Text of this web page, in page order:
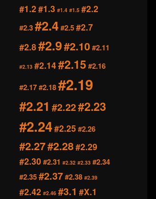
#1.2 #1.3 #1.4 #1.5 #2.2
#2.3#2.4#2.5#2.7
#2.8#2.9#2.10#2.11
#2.13 #2.14#2.15 #2.16
#2.17#2.18#2.19
#2.21 #2.22#2.23
#2.24#2.25 #2.26
#2.27#2.28#2.29
#2.30 #2.31 #2.32 #2.33 #2.34
#2.35#2.37#2.38 #2.39
#2.42 #2.46 #3.1 #X.1